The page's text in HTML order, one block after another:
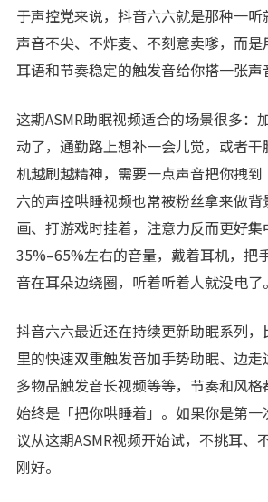
于声控党来说，抖音六六就是那种一听
声音不尖、不炸麦、不刻意卖嗲，而
耳语和节奏稳定的触发音给你搭一张声
这期ASMR助眠视频适合的场景很多：
动了，通勤路上想补一会儿觉，或者
机越刷越精神，需要一点声音把你拽
六的声控哄睡视频也常被粉丝拿来做
画、打游戏时挂着，注意力反而更好
35%–65%左右的音量，戴着耳机，把
音在耳朵边绕圈，听着听着人就没电了。
抖音六六最近还在持续更新助眠系列，
里的快速双重触发音加手势助眠、边走
多物品触发音长视频等等，节奏和风
始终是「把你哄睡着」。如果你是第
议从这期ASMR视频开始试，不挑耳、
刚好。